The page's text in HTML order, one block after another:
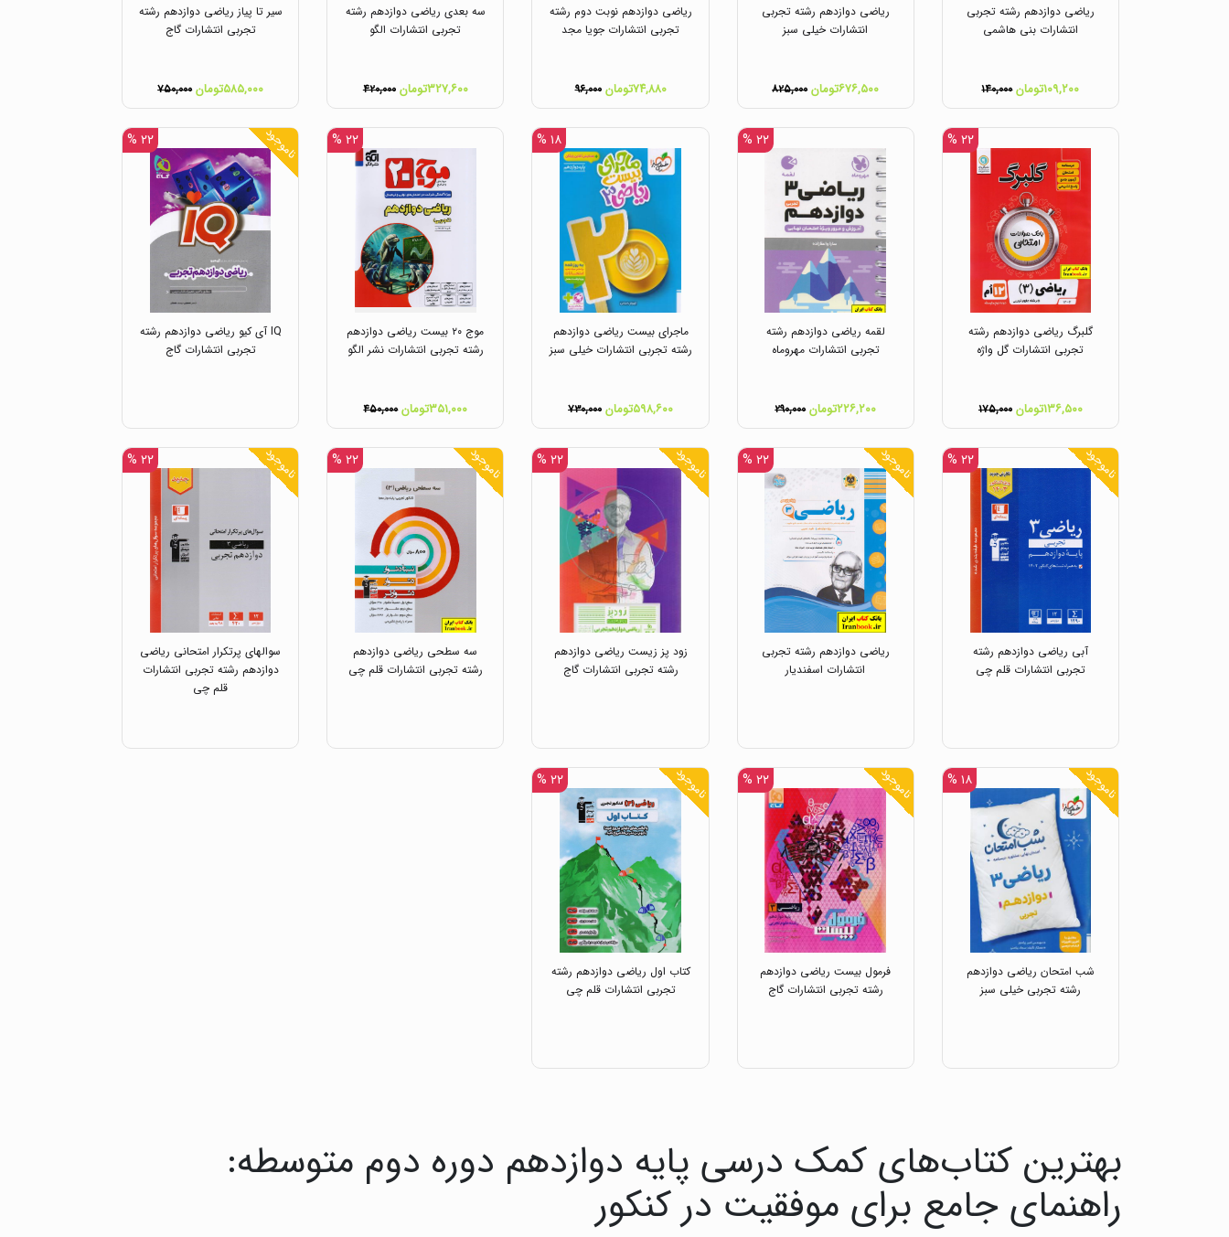
ریاضی دوازدهم رشته تجربی
انتشارات بنی هاشمی
۱۰۹,۲۰۰تومان ۱۴۰,۰۰۰
ریاضی دوازدهم رشته تجربی
انتشارات خیلی سبز
۶۷۶,۵۰۰تومان ۸۲۵,۰۰۰
ریاضی دوازدهم نوبت دوم رشته
تجربی انتشارات جویا مجد
۷۴,۸۸۰تومان ۹۶,۰۰۰
سه بعدی ریاضی دوازدهم رشته
تجربی انتشارات الگو
۳۲۷,۶۰۰تومان ۴۲۰,۰۰۰
سیر تا پیاز ریاضی دوازدهم رشته
تجربی انتشارات گاج
۵۸۵,۰۰۰تومان ۷۵۰,۰۰۰
۲۲ %
گلبرگ ریاضی دوازدهم رشته
تجربی انتشارات گل واژه
۱۳۶,۵۰۰تومان ۱۷۵,۰۰۰
۲۲ %
لقمه ریاضی دوازدهم رشته
تجربی انتشارات مهروماه
۲۲۶,۲۰۰تومان ۲۹۰,۰۰۰
۱۸ %
ماجرای بیست ریاضی دوازدهم
رشته تجربی انتشارات خیلی سبز
۵۹۸,۶۰۰تومان ۷۳۰,۰۰۰
۲۲ %
موج ۲۰ بیست ریاضی دوازدهم
رشته تجربی انتشارات نشر الگو
۳۵۱,۰۰۰تومان ۴۵۰,۰۰۰
ناموجود ۲۲ %
IQ آی کیو ریاضی دوازدهم رشته
تجربی انتشارات گاج
ناموجود ۲۲ %
آبی ریاضی دوازدهم رشته
تجربی انتشارات قلم چی
ناموجود ۲۲ %
ریاضی دوازدهم رشته تجربی
انتشارات اسفندیار
ناموجود ۲۲ %
زود پز زیست ریاضی دوازدهم
رشته تجربی انتشارات گاج
ناموجود ۲۲ %
سه سطحی ریاضی دوازدهم
رشته تجربی انتشارات قلم چی
ناموجود ۲۲ %
سوالهای پرتکرار امتحانی ریاضی
دوازدهم رشته تجربی انتشارات
قلم چی
ناموجود ۱۸ %
شب امتحان ریاضی دوازدهم
رشته تجربی خیلی سبز
ناموجود ۲۲ %
فرمول بیست ریاضی دوازدهم
رشته تجربی انتشارات گاج
ناموجود ۲۲ %
کتاب اول ریاضی دوازدهم رشته
تجربی انتشارات قلم چی
بهترین کتاب‌های کمک درسی پایه دوازدهم دوره دوم متوسطه:
راهنمای جامع برای موفقیت در کنکور